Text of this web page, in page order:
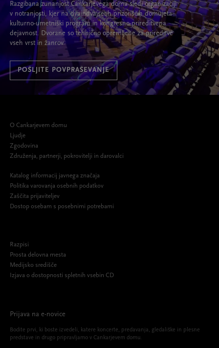
Razgibana zunanjost Cankarjevega doma sledi organizaciji
v notranjosti, kjer na dvaindvajsetih prizoriščih domujeta
kulturno-umetniški program in kongresno-prireditvena
dejavnost. Dvorane so tehnično opremljene za prireditve
vseh vrst in žanrov.
POŠLJITE POVPRAŠEVANJE
O Cankarjevem domu
Ljudje
Zgodovina
Združenja, partnerji, pokrovitelji in darovalci
Katalog informacij javnega značaja
Politika varovanja osebnih podatkov
Zaščita prijaviteljev
Dostop osebam s posebnimi potrebami
Razpisi
Prosta delovna mesta
Medijsko središče
Izjava o dostopnosti spletnih vsebin CD
Prijava na e-novice
Bodite prvi, ki boste izvedeli, katere koncerte, predavanja, gledališke in plesne
predstave in drugo pripravljamo v Cankarjevem domu.